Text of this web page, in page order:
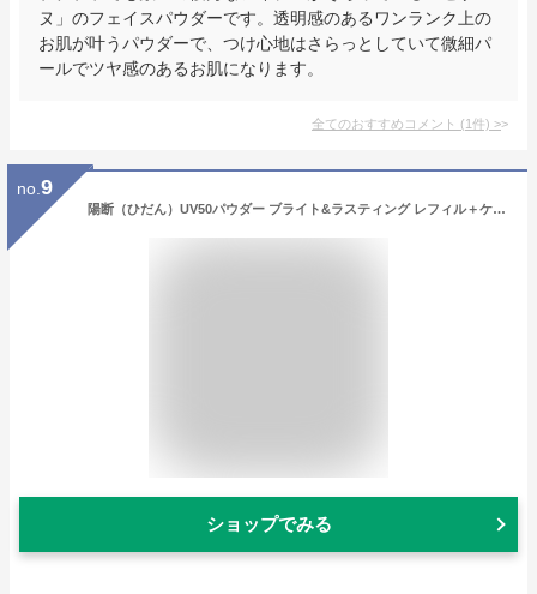
ヌ」のフェイスパウダーです。透明感のあるワンランク上の
お肌が叶うパウダーで、つけ心地はさらっとしていて微細パ
ールでツヤ感のあるお肌になります。
全てのおすすめコメント (1件) >
no. 9
陽断（ひだん）UV50パウダー ブライト&ラスティング レフィル＋ケース/レフィル 数量限定 【アテニア 公式】[ Attenir 化粧品 コスメ 日焼け止め SPF50+ PA++++ 紫外線 フェイスパウダー トーンアップ メイクアップ 詰替 フェース 艶 ツヤ肌 日焼けどめ ひやけどめ ]
ショップでみる